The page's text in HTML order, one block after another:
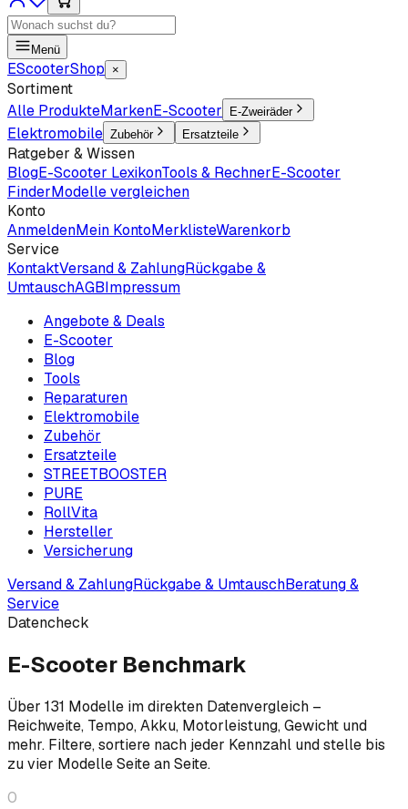
Menü
EScooterShop ×
Sortiment
Alle ProdukteMarkenE-Scooter E-Zweiräder
Elektromobile Zubehör Ersatzteile
Ratgeber & Wissen
BlogE-Scooter LexikonTools & RechnerE-Scooter
FinderModelle vergleichen
Konto
AnmeldenMein KontoMerklisteWarenkorb
Service
KontaktVersand & ZahlungRückgabe &
UmtauschAGBImpressum
Angebote & Deals
E-Scooter
Blog
Tools
Reparaturen
Elektromobile
Zubehör
Ersatzteile
STREETBOOSTER
PURE
RollVita
Hersteller
Versicherung
Versand & ZahlungRückgabe & UmtauschBeratung &
Service
Datencheck
E-Scooter Benchmark
Über 131 Modelle im direkten Datenvergleich –
Reichweite, Tempo, Akku, Motorleistung, Gewicht und
mehr. Filtere, sortiere nach jeder Kennzahl und stelle bis
zu vier Modelle Seite an Seite.
0